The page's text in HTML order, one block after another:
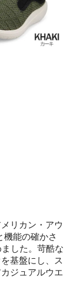
リカン・アウ
機能の確かさ
した。苛酷な
基盤にし、ス
ジュアルウエ